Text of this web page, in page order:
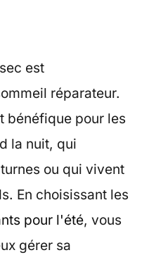
est
réparateur.
bénéfique pour les
la nuit, qui
ou qui vivent
En choisissant les
pour l'été, vous
gérer sa